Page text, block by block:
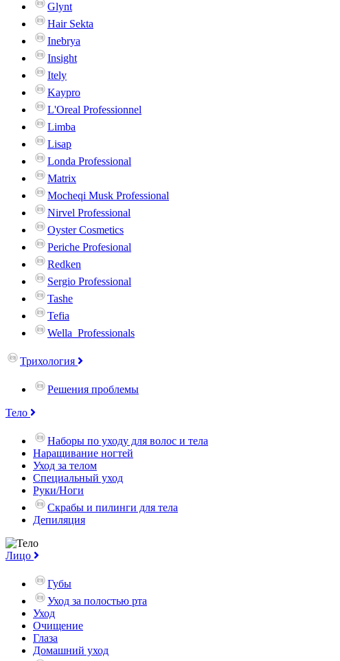
Glynt
Hair Sekta
Inebrya
Insight
Itely
Kaypro
L'Oreal Professionnel
Limba
Lisap
Londa Professional
Matrix
Mocheqi Musk Professional
Nirvel Professional
Oyster Cosmetics
Periche Profesional
Redken
Sergio Professional
Tashe
Tefia
Wella_Professionals
Трихология
Решения проблемы
Тело
Наборы по уходу для волос и тела
Наращивание ногтей
Уход за телом
Специальный уход
Руки/Ноги
Скрабы и пилинги для тела
Депиляция
Лицо
Губы
Уход за полостью рта
Уход
Очищение
Глаза
Домашний уход